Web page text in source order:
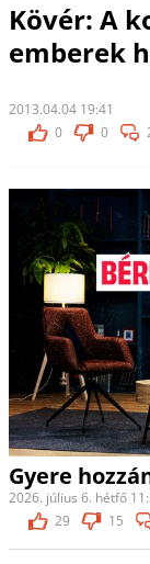
Kövér: A
emberek
2013.04.04 19:41
0
0
Gyere
2026. július 6. hétfő
29
15